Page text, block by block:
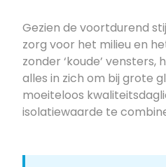
Gezien de voortdurend
zorg voor het milieu en
zonder ‘koude’
alles in zich om bij grote
moeiteloos
isolatiewaarde te